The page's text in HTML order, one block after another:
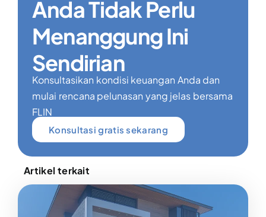
Anda Tidak Perlu
Menanggung Ini
Sendirian
Konsultasikan kondisi keuangan Anda dan
mulai rencana pelunasan yang jelas bersama
FLIN
Konsultasi gratis sekarang
Artikel terkait